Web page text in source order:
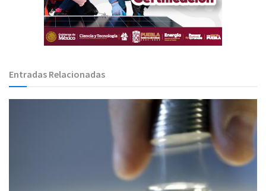
Entradas Relacionadas